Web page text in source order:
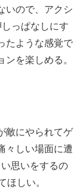
いので、アクシ
っぱなしにす
たような感覚で
を楽しめる。
敵にやられてゲ
々しい場面に遭
思いをするの
しい。